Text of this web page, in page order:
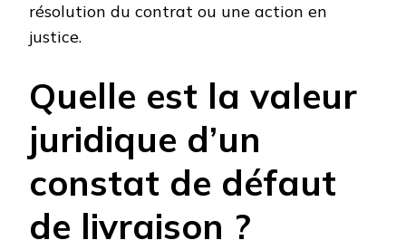
résolution du contrat ou une action en
justice.
Quelle est la valeur
juridique d’un
constat de défaut
de livraison ?